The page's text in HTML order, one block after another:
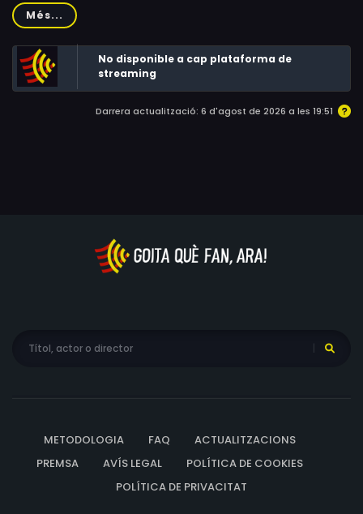
Timmy sense voler, en Shaun i el ramat d'ovelles l'hauran
d'anar a buscar. A la ciutat, una nena que es diu Ella
s'emporta en Timmy a casa i, una vegada més, el ramat
haurà de rumiar una missió de rescat. Però l'Ella, que és
una mica trapella, es pensa que en Timmy és una
joguina molt realista i no està disposada a renunciar-hi.
Més...
No disponible a cap plataforma de
streaming
Darrera actualització: 6 d'agost de 2026 a les 19:51
METODOLOGIA FAQ
ACTUALITZACIONS
PREMSA
AVÍS LEGAL
POLÍTICA DE COOKIES
POLÍTICA DE PRIVACITAT